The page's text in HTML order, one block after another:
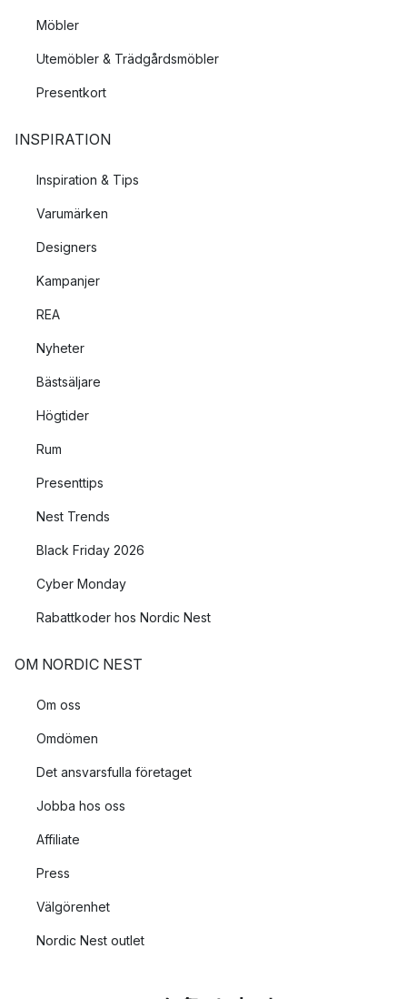
Möbler
Utemöbler & Trädgårdsmöbler
Presentkort
INSPIRATION
Inspiration & Tips
Varumärken
Designers
Kampanjer
REA
Nyheter
Bästsäljare
Högtider
Rum
Presenttips
Nest Trends
Black Friday 2026
Cyber Monday
Rabattkoder hos Nordic Nest
OM NORDIC NEST
Om oss
Omdömen
Det ansvarsfulla företaget
Jobba hos oss
Affiliate
Press
Välgörenhet
Nordic Nest outlet